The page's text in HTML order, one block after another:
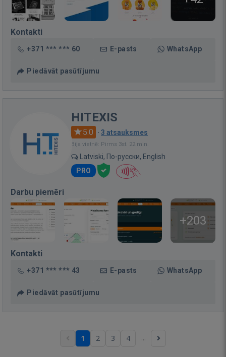
Kontakti
+371 *** *** 60 E-pasts WhatsApp
Piedāvāt pasūtījumu
HITEXIS
5.0 · 3 atsauksmes
Bija vietnē: Pirms 3st. 22 min.
Latviski, По-русски, English
PRO
Darbu piemēri
+203
Kontakti
+371 *** *** 43 E-pasts WhatsApp
Piedāvāt pasūtījumu
1 2 3 4 ...